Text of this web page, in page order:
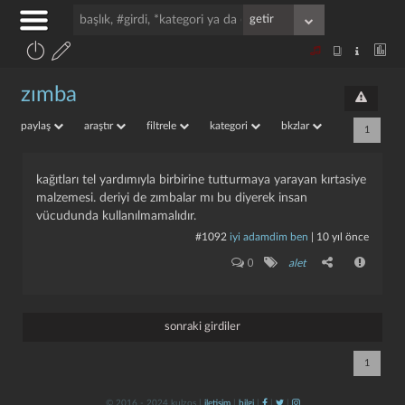
zımba
paylaş araştır filtrele kategori bkzlar 1
kağıtları tel yardımıyla birbirine tutturmaya yarayan kırtasiye
malzemesi. deriyi de zımbalar mı bu diyerek insan
vücudunda kullanılmamalıdır.
#1092 i̇yi adamdim ben 10 yıl önce
0 alet
sonraki girdiler
1
© 2016 - 2024 kulzos | iletişim| bilgi| | |